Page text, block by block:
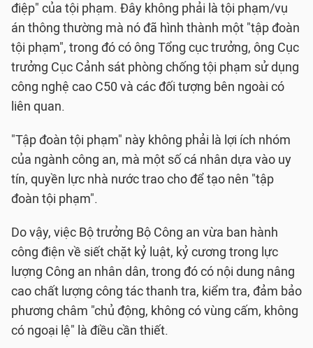
điệp" của tội phạm. Đây không phải là tội phạm/vụ
án thông thường mà nó đã hình thành một "tập đoàn
tội phạm", trong đó có ông Tổng cục trưởng, ông Cục
trưởng Cục Cảnh sát phòng chống tội phạm sử dụng
công nghệ cao C50 và các đối tượng bên ngoài có
liên quan.
"Tập đoàn tội phạm" này không phải là lợi ích nhóm
của ngành công an, mà một số cá nhân dựa vào uy
tín, quyền lực nhà nước trao cho để tạo nên "tập
đoàn tội phạm".​
Do vậy, việc Bộ trưởng Bộ Công an vừa ban hành
công điện về siết chặt kỷ luật, kỷ cương trong lực
lượng Công an nhân dân, trong đó có nội dung nâng
cao chất lượng công tác thanh tra, kiểm tra, đảm bảo
phương châm "chủ động, không có vùng cấm, không
có ngoại lệ" là điều cần thiết.